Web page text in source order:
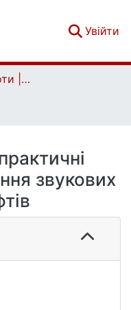
Увійти
Кваліфікаційні роботи | Qualifying works
звукових